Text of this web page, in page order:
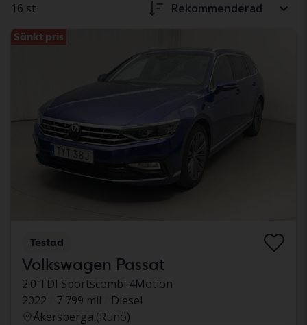
16 st Rekommenderad
Sänkt pris
Testad
Volkswagen Passat
2.0 TDI Sportscombi 4Motion
2022
7 799 mil
Diesel
Åkersberga (Runö)